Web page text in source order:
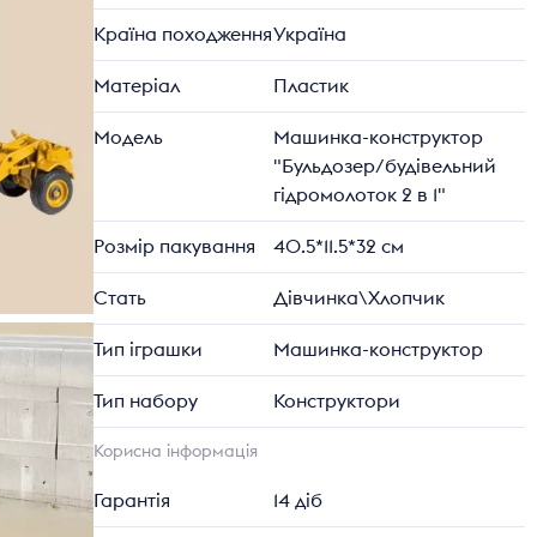
Країна походженняУкраїна
Матеріал Пластик
Модель
Машинка-конструктор
"Бульдозер/будівельний
гідромолоток 2 в 1"
Розмір пакування 40.5*11.5*32 см
Стать Дівчинка\Хлопчик
Тип іграшки Машинка-конструктор
Тип набору Конструктори
Корисна інформація
Гарантія 14 діб